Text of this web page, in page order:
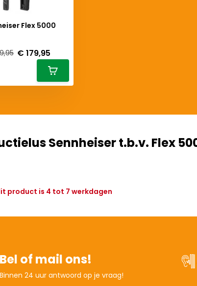
Flex 5000
€ 179,95
Sennheiser t.b.v. Flex
product is 4 tot 7 werkdagen
Bel of mail ons!
Binnen 24 uur antwoord op je vraag!